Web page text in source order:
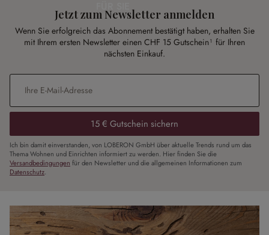
Jetzt zum Newsletter anmelden
Wenn Sie erfolgreich das Abonnement bestätigt haben, erhalten Sie
mit Ihrem ersten Newsletter einen CHF 15 Gutschein¹ für Ihren
nächsten Einkauf.
E-Mail-Adresse
15 € Gutschein sichern
Ich bin damit einverstanden, von LOBERON GmbH über aktuelle Trends rund um das
Thema Wohnen und Einrichten informiert zu werden. Hier finden Sie die
Versandbedingungen für den Newsletter und die allgemeinen Informationen zum
Datenschutz.